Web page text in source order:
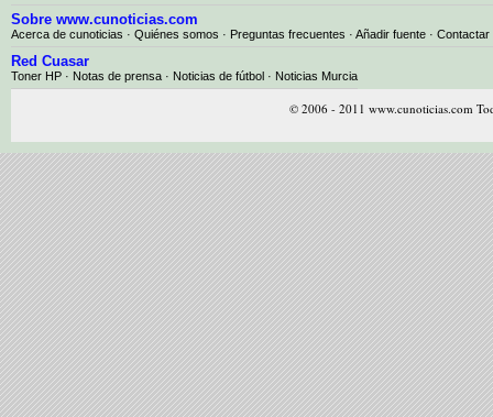
Sobre www.cunoticias.com
Acerca de cunoticias · Quiénes somos · Preguntas frecuentes · Añadir fuente · Contactar
Red Cuasar
Toner HP · Notas de prensa · Noticias de fútbol · Noticias Murcia
© 2006 - 2011 www.cunoticias.com